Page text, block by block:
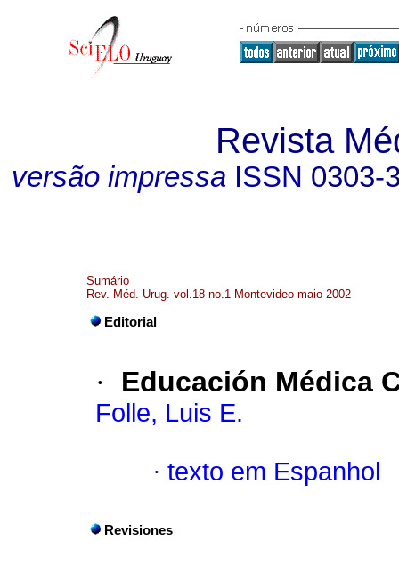
Revista
versão impressa ISSN 0303-
Sumário
Rev. Méd. Urug. vol.18 no.1 Montevideo maio 2002
Editorial
· Educación Médica
Folle, Luis E.
· texto em Espanhol
Revisiones